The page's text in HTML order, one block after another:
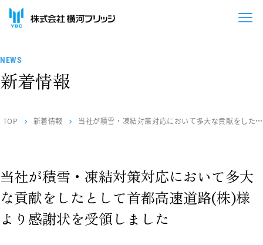
NEWS
新着情報
TOP chevron_right 新着情報 chevron_right
当社が積雪・凍結対策対応において多大な貢献をしたと
当社が積雪・凍結対策対応において多大
な貢献をしたとして首都高速道路(株)様
より感謝状を受領しました